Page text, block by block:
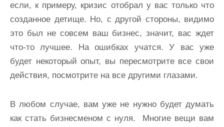
если, к примеру, кризис отобрал у вас только что
созданное детище. Но, с другой стороны, видимо
это был не совсем ваш бизнес, значит, вас ждет
что-то лучшее. На ошибках учатся. У вас уже
будет некоторый опыт, вы пересмотрите все свои
действия, посмотрите на все другими глазами.
В любом случае, вам уже не нужно будет думать
как стать бизнесменом с нуля. Многие вещи вам